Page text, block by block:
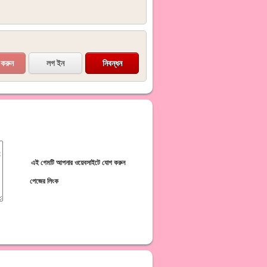
লগ ইন নিবন্ধন
এই গেমটি আপনার ওয়েবসাইটে যোগ করুন
পেজের লিংক